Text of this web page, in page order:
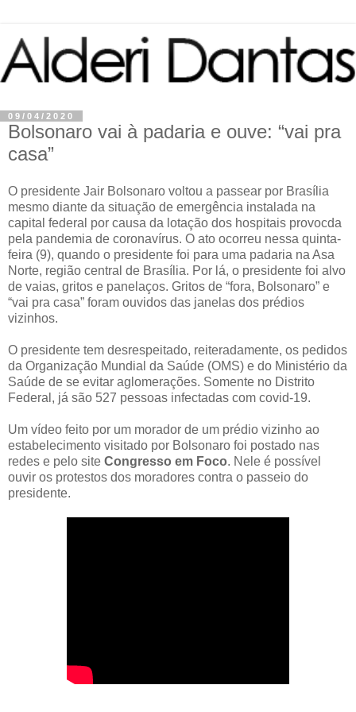
09/04/2020
Bolsonaro vai à padaria e ouve: “vai pra
casa”
O presidente Jair Bolsonaro voltou a passear por Brasília
mesmo diante da situação de emergência instalada na
capital federal por causa da lotação dos hospitais provocda
pela pandemia de coronavírus. O ato ocorreu nessa quinta-
feira (9), quando o presidente foi para uma padaria na Asa
Norte, região central de Brasília. Por lá, o presidente foi alvo
de vaias, gritos e panelaços. Gritos de “fora, Bolsonaro” e
“vai pra casa” foram ouvidos das janelas dos prédios
vizinhos.
O presidente tem desrespeitado, reiteradamente, os pedidos
da Organização Mundial da Saúde (OMS) e do Ministério da
Saúde de se evitar aglomerações. Somente no Distrito
Federal, já são 527 pessoas infectadas com covid-19.
Um vídeo feito por um morador de um prédio vizinho ao
estabelecimento visitado por Bolsonaro foi postado nas
redes e pelo site Congresso em Foco. Nele é possível
ouvir os protestos dos moradores contra o passeio do
presidente.